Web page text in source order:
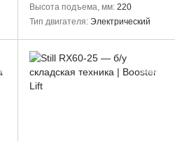
Высота подъема, мм 220
Тип двигателя Электрический